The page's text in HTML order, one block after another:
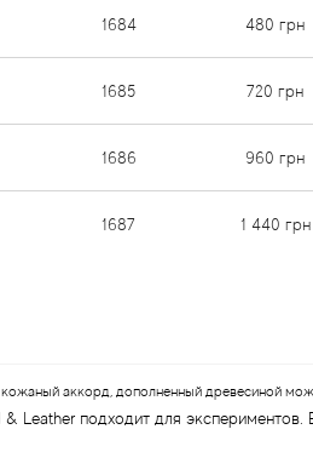
1684 480 грн
1685 720 грн
1686 960 грн
1687 1 440 грн
кожаный аккорд, дополненный древесиной
Leather подходит для экспериментов.